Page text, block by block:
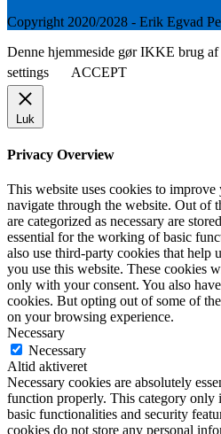
Copyright 2020/2028 - Erik Egvad
Denne hjemmeside gør IKKE brug af
settings
ACCEPT
Luk
Privacy Overview
This website uses cookies to
navigate through the website. Out of
are categorized as necessary are
essential for the working of basic
also use third-party cookies that help
you use this website. These cookies
only with your consent. You also
cookies. But opting out of some of
on your browsing experience.
Necessary
Necessary
Altid aktiveret
Necessary cookies are absolutely
function properly. This category only
basic functionalities and security
cookies do not store any personal